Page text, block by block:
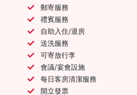
郵寄服務
禮賓服務
自助入住/退房
送洗服務
可寄放行李
會議/宴會設施
每日客房清潔服務
開立發票